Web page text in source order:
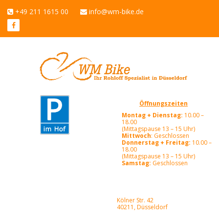
+49 211 1615 00 info@wm-bike.de
Öffnungszeiten
Montag + Dienstag: 10.00 –
18.00
(Mittagspause 13 – 15 Uhr)
Mittwoch: Geschlossen
Donnerstag + Freitag: 10.00 –
18.00
(Mittagspause 13 – 15 Uhr)
Samstag: Geschlossen
Kölner Str. 42
40211, Düsseldorf